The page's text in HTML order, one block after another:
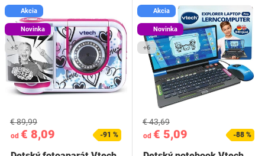
Akcia
Novinka
+5
od € 8,09
€ 89,99
-91 %
Akcia
Novinka
+6
od € 5,09
€ 43,69
-88 %